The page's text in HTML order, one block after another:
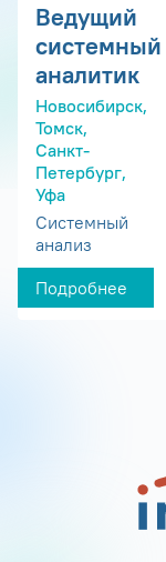
Ведущий
системный
аналитик
Новосибирск,
Томск,
Санкт-
Петербург,
Уфа
Системный
анализ
Подробнее